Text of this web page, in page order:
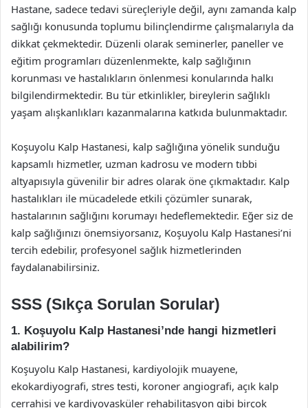
Hastane, sadece tedavi süreçleriyle değil, aynı zamanda kalp
sağlığı konusunda toplumu bilinçlendirme çalışmalarıyla da
dikkat çekmektedir. Düzenli olarak seminerler, paneller ve
eğitim programları düzenlenmekte, kalp sağlığının
korunması ve hastalıkların önlenmesi konularında halkı
bilgilendirmektedir. Bu tür etkinlikler, bireylerin sağlıklı
yaşam alışkanlıkları kazanmalarına katkıda bulunmaktadır.
Koşuyolu Kalp Hastanesi, kalp sağlığına yönelik sunduğu
kapsamlı hizmetler, uzman kadrosu ve modern tıbbi
altyapısıyla güvenilir bir adres olarak öne çıkmaktadır. Kalp
hastalıkları ile mücadelede etkili çözümler sunarak,
hastalarının sağlığını korumayı hedeflemektedir. Eğer siz de
kalp sağlığınızı önemsiyorsanız, Koşuyolu Kalp Hastanesi’ni
tercih edebilir, profesyonel sağlık hizmetlerinden
faydalanabilirsiniz.
SSS (Sıkça Sorulan Sorular)
1. Koşuyolu Kalp Hastanesi’nde hangi hizmetleri
alabilirim?
Koşuyolu Kalp Hastanesi, kardiyolojik muayene,
ekokardiyografi, stres testi, koroner angiografi, açık kalp
cerrahisi ve kardiyovasküler rehabilitasyon gibi birçok